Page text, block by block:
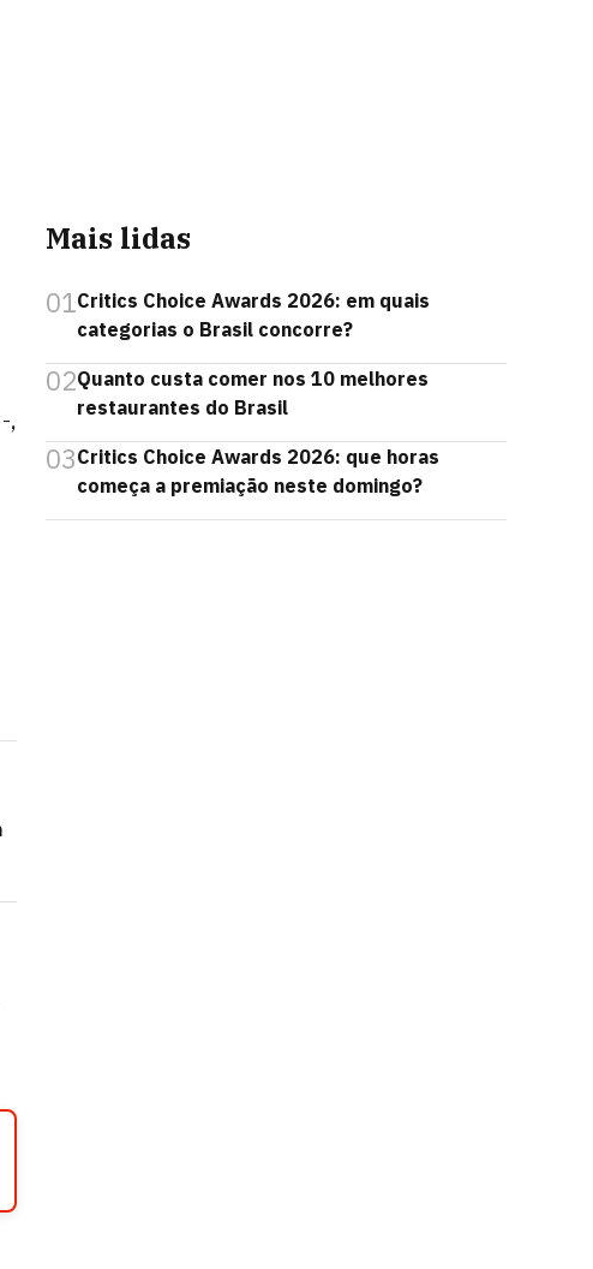
,
Mais lidas
01Critics Choice Awards 2026: em quais
categorias o Brasil concorre?
02Quanto custa comer nos 10 melhores
restaurantes do Brasil
03Critics Choice Awards 2026: que horas
começa a premiação neste domingo?